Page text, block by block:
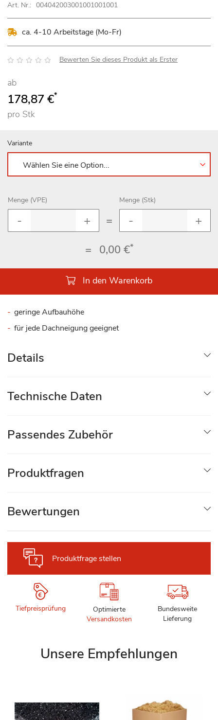
Art. Nr.: 004042003001001001001
ca. 4-10 Arbeitstage (Mo-Fr)
Bewertung: Bewerten Sie dieses Produkt als Erster
ab
178,87 €*
pro Stk
Variante
Menge (VPE)
=
Menge (Stk)
= 0,00 €*
In den Warenkorb
geringe Aufbauhöhe
für jede Dachneigung geeignet
Produktfrage stellen
Tiefpreisprüfung
Optimierte
Versandkosten
Bundesweite
Lieferung
Details
Technische Daten
Passendes Zubehör
Produktfragen
Bewertungen
Unsere Empfehlungen